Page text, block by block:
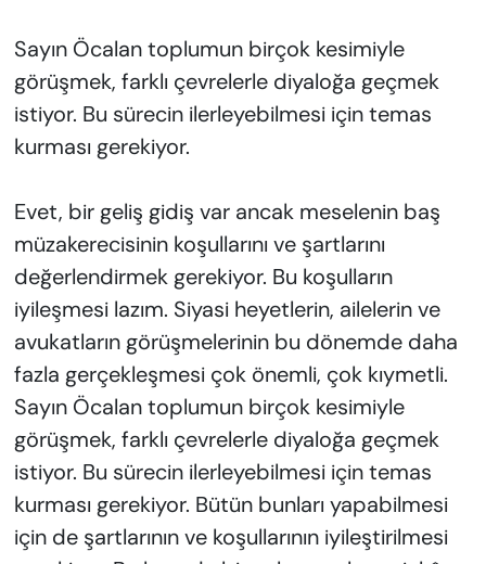
Sayın Öcalan toplumun birçok kesimiyle
görüşmek, farklı çevrelerle diyaloğa geçmek
istiyor. Bu sürecin ilerleyebilmesi için temas
kurması gerekiyor.
Evet, bir geliş gidiş var ancak meselenin baş
müzakerecisinin koşullarını ve şartlarını
değerlendirmek gerekiyor. Bu koşulların
iyileşmesi lazım. Siyasi heyetlerin, ailelerin ve
avukatların görüşmelerinin bu dönemde daha
fazla gerçekleşmesi çok önemli, çok kıymetli.
Sayın Öcalan toplumun birçok kesimiyle
görüşmek, farklı çevrelerle diyaloğa geçmek
istiyor. Bu sürecin ilerleyebilmesi için temas
kurması gerekiyor. Bütün bunları yapabilmesi
için de şartlarının ve koşullarının iyileştirilmesi